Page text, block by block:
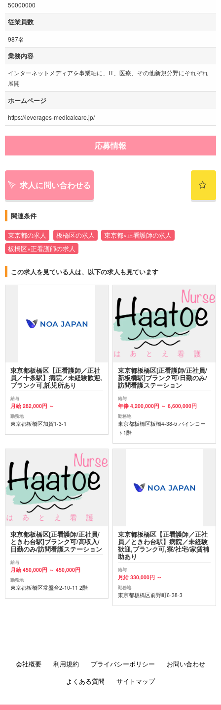
50000000
従業員数
987名
業務内容
インターネットメディアを事業軸に、IT、医療、その他新規分野にそれぞれ
展開
ホームページ
https://leverages-medicalcare.jp/
応募情報
求人に問い合わせる
関連条件
東京都の求人 板橋区の求人
東京都×正看護師の求人
板橋区×正看護師の求人
この求人を見ている人は、以下の求人も見ています
東京都板橋区【正看護師／正社
員／十条駅】病院／未経験歓迎,
ブランク可,託児所あり
給与
月給 282,000円 ～
勤務地
東京都板橋区加賀1-3-1
東京都板橋区[正看護師/正社員/
新板橋駅]ブランク可/日勤のみ/
訪問看護ステーション
給与
年俸 4,200,000円 ～ 6,600,000円
勤務地
東京都板橋区板橋4-38-5 パインコー
ト1階
東京都板橋区[正看護師/正社員/
ときわ台駅]ブランク可/高収入/
日勤のみ/訪問看護ステーション
給与
月給 450,000円 ～ 450,000円
勤務地
東京都板橋区常盤台2-10-11 2階
東京都板橋区【正看護師／正社
員／ときわ台駅】病院／未経験
歓迎,ブランク可,寮/社宅/家賃補
助あり
給与
月給 330,000円 ～
勤務地
東京都板橋区前野町6-38-3
会社概要 利用規約 プライバシーポリシー
お問い合わせ
よくある質問
サイトマップ